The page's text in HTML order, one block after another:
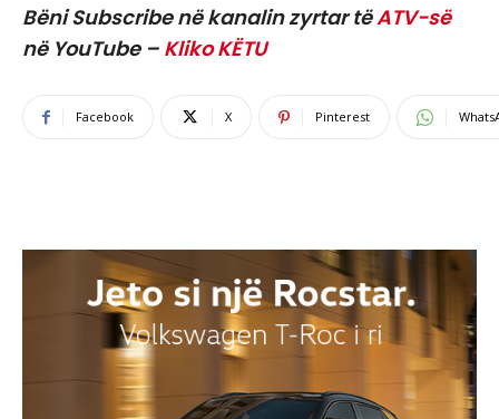
Bëni Subscribe në kanalin zyrtar tëATV-së
në YouTube – Kliko KËTU
Facebook X Pinterest